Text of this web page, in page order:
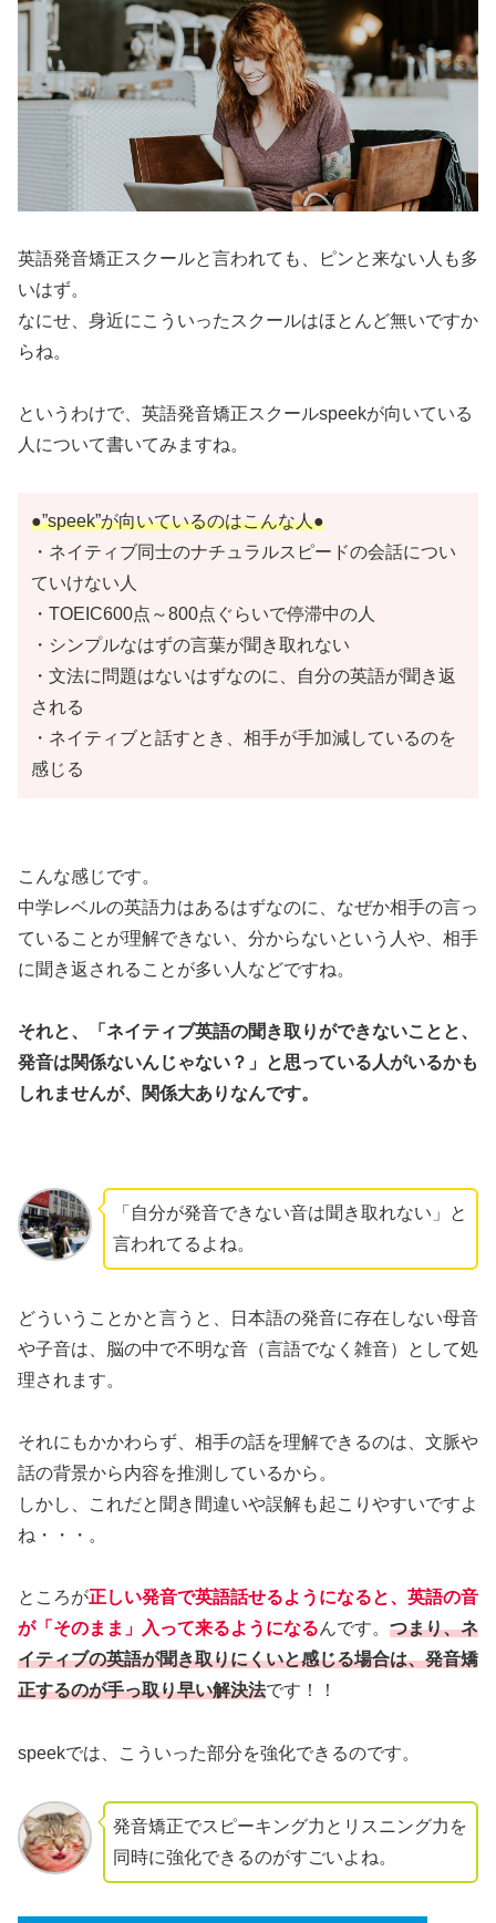
英語発音矯正スクールと言われても、ピンと来ない人も多
いはず。
なにせ、身近にこういったスクールはほとんど無いですか
らね。
というわけで、英語発音矯正スクールspeekが向いている
人について書いてみますね。
●”speek”が向いているのはこんな人●
・ネイティブ同士のナチュラルスピードの会話につい
ていけない人
・TOEIC600点～800点ぐらいで停滞中の人
・シンプルなはずの言葉が聞き取れない
・文法に問題はないはずなのに、自分の英語が聞き返
される
・ネイティブと話すとき、相手が手加減しているのを
感じる
こんな感じです。
中学レベルの英語力はあるはずなのに、なぜか相手の言っ
ていることが理解できない、分からないという人や、相手
に聞き返されることが多い人などですね。
それと、「ネイティブ英語の聞き取りができないことと、
発音は関係ないんじゃない？」と思っている人がいるかも
しれませんが、関係大ありなんです。
「自分が発音できない音は聞き取れない」と
言われてるよね。
どういうことかと言うと、日本語の発音に存在しない母音
や子音は、脳の中で不明な音（言語でなく雑音）として処
理されます。
それにもかかわらず、相手の話を理解できるのは、文脈や
話の背景から内容を推測しているから。
しかし、これだと聞き間違いや誤解も起こりやすいですよ
ね・・・。
ところが正しい発音で英語話せるようになると、英語の音
が「そのまま」入って来るようになるんです。 つまり、ネ
イティブの英語が聞き取りにくいと感じる場合は、発音矯
正するのが手っ取り早い解決法です！！
speekでは、こういった部分を強化できるのです。
発音矯正でスピーキング力とリスニング力を
同時に強化できるのがすごいよね。